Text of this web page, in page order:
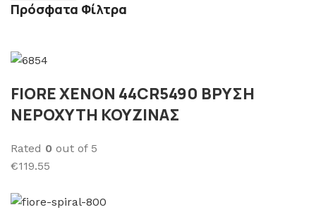
Πρόσφατα Φίλτρα
FIORE XENON 44CR5490 ΒΡΥΣΗ
ΝΕΡΟΧΥΤΗ ΚΟΥΖΙΝΑΣ
Rated 0 out of 5
€119.55